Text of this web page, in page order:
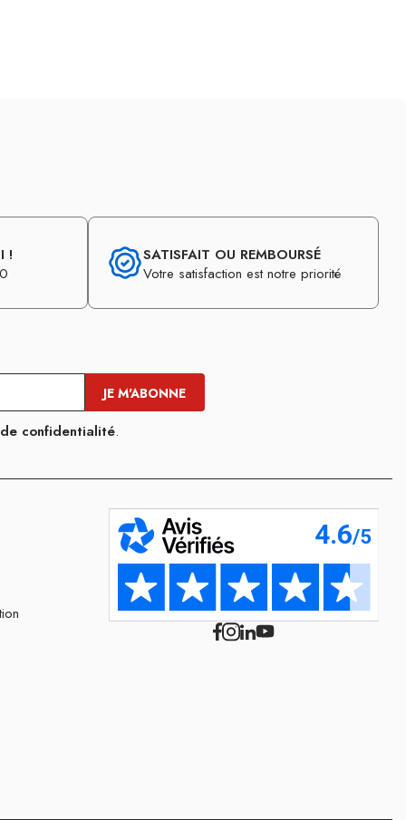
!
SATISFAIT OU REMBOURSÉ
Votre satisfaction est notre priorité
confidentialité.